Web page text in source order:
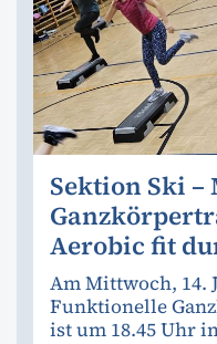
Sektion Ski
Aerobic fit
Am Mittwoch, 14.
Funktionelle
ist um 18.45 Uhr